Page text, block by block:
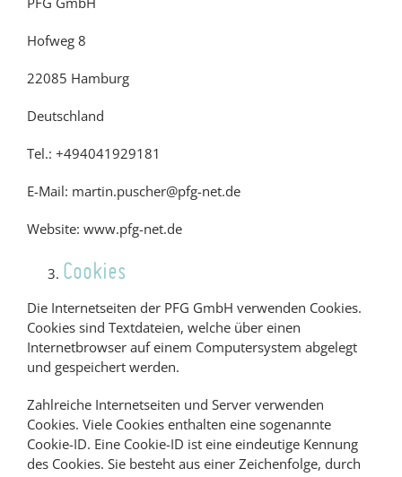
Hofweg 8
22085 Hamburg
Deutschland
Tel.: +494041929181
E-Mail: martin.puscher@pfg-net.de
Website: www.pfg-net.de
Cookies
Die Internetseiten der PFG GmbH verwenden Cookies.
Cookies sind Textdateien, welche über einen
Internetbrowser auf einem Computersystem abgelegt
und gespeichert werden.
Zahlreiche Internetseiten und Server verwenden
Cookies. Viele Cookies enthalten eine sogenannte
Cookie-ID. Eine Cookie-ID ist eine eindeutige Kennung
des Cookies. Sie besteht aus einer Zeichenfolge, durch